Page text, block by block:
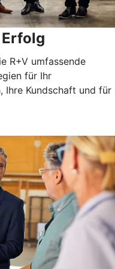
R+V umfassende
für Ihr
Ihre Kundschaft und für